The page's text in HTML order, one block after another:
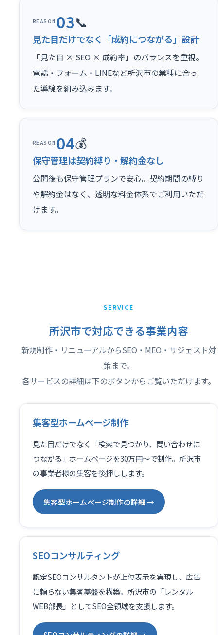
REASON 03📞
見た目だけでなく「成約につながる」設計
「見た目 × SEO × 成約率」のバランスを重視。
電話・フォーム・LINEなど所沢市の業種に合っ
た導線を組み込みます。
REASON 04💰
保守管理は契約縛り・解約金なし
公開後も保守管理プランで安心。契約期間の縛り
や解約金はなく、透明な料金体系でご利用いただ
けます。
SERVICE
所沢市で対応できる事業内容
新規制作・リニューアルからSEO・MEO・サジェスト対
策まで。
各サービスの詳細は下のボタンからご覧いただけます。
集客型ホームページ制作
見た目だけでなく「検索で見つかり、問い合わせに
つながる」ホームページを30万円〜で制作。所沢市
の事業者様の集客を後押しします。
集客型ホームページ制作の詳細 →
SEOコンサルティング
認定SEOコンサルタントが上位表示を実現し、広告
に頼らない集客基盤を構築。所沢市の「レンタル
WEB部長」としてSEO全領域を支援します。